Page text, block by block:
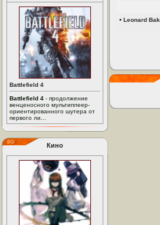
Battlefield 4
Battlefield 4 - продолжение
венценосного мультиплеер-
ориентированного шутера от
первого ли...
Кино
• Leonard